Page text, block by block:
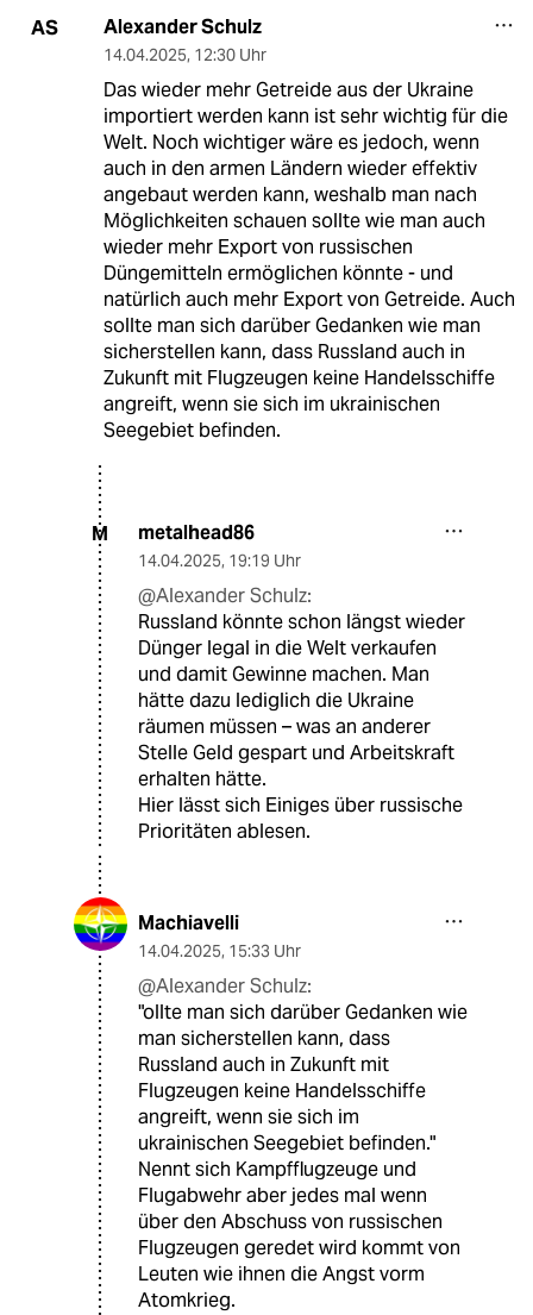
AS Alexander Schulz
14.04.2025, 12:30 Uhr
Das wieder mehr Getreide aus der Ukraine
importiert werden kann ist sehr wichtig für die
Welt. Noch wichtiger wäre es jedoch, wenn
auch in den armen Ländern wieder effektiv
angebaut werden kann, weshalb man nach
Möglichkeiten schauen sollte wie man auch
wieder mehr Export von russischen
Düngemitteln ermöglichen könnte - und
natürlich auch mehr Export von Getreide. Auch
sollte man sich darüber Gedanken wie man
sicherstellen kann, dass Russland auch in
Zukunft mit Flugzeugen keine Handelsschiffe
angreift, wenn sie sich im ukrainischen
Seegebiet befinden.
M metalhead86
14.04.2025, 19:19 Uhr
@Alexander Schulz:
Russland könnte schon längst wieder
Dünger legal in die Welt verkaufen
und damit Gewinne machen. Man
hätte dazu lediglich die Ukraine
räumen müssen – was an anderer
Stelle Geld gespart und Arbeitskraft
erhalten hätte.
Hier lässt sich Einiges über russische
Prioritäten ablesen.
Machiavelli
14.04.2025, 15:33 Uhr
@Alexander Schulz:
"ollte man sich darüber Gedanken wie
man sicherstellen kann, dass
Russland auch in Zukunft mit
Flugzeugen keine Handelsschiffe
angreift, wenn sie sich im
ukrainischen Seegebiet befinden."
Nennt sich Kampfflugzeuge und
Flugabwehr aber jedes mal wenn
über den Abschuss von russischen
Flugzeugen geredet wird kommt von
Leuten wie ihnen die Angst vorm
Atomkrieg.